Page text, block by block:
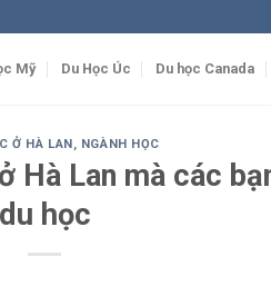
Mỹ Du Học Úc Du học Canada
Ở HÀ LAN, NGÀNH HỌC
Hà Lan mà các
du học